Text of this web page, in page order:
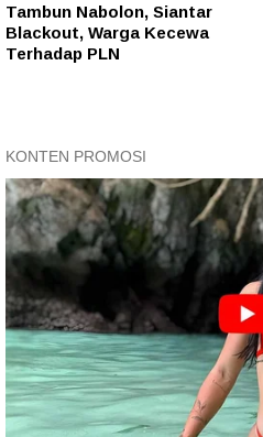
Tambun Nabolon, Siantar
Blackout, Warga Kecewa
Terhadap PLN